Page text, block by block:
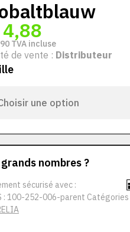
4,88
TVA incluse
de vente : Distributeur
grands nombres ?
sécurisé avec :
: 100-252-006-parent Catégories